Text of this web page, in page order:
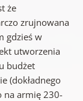
że
zrujnowana
gdzieś w
utworzenia
budżet
(dokładnego
na armię 230-